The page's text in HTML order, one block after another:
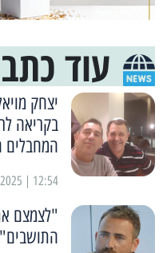
עוד
יצחק
בקריאה
המחבלים
12:54 | 31/03/2025
"לצמצם